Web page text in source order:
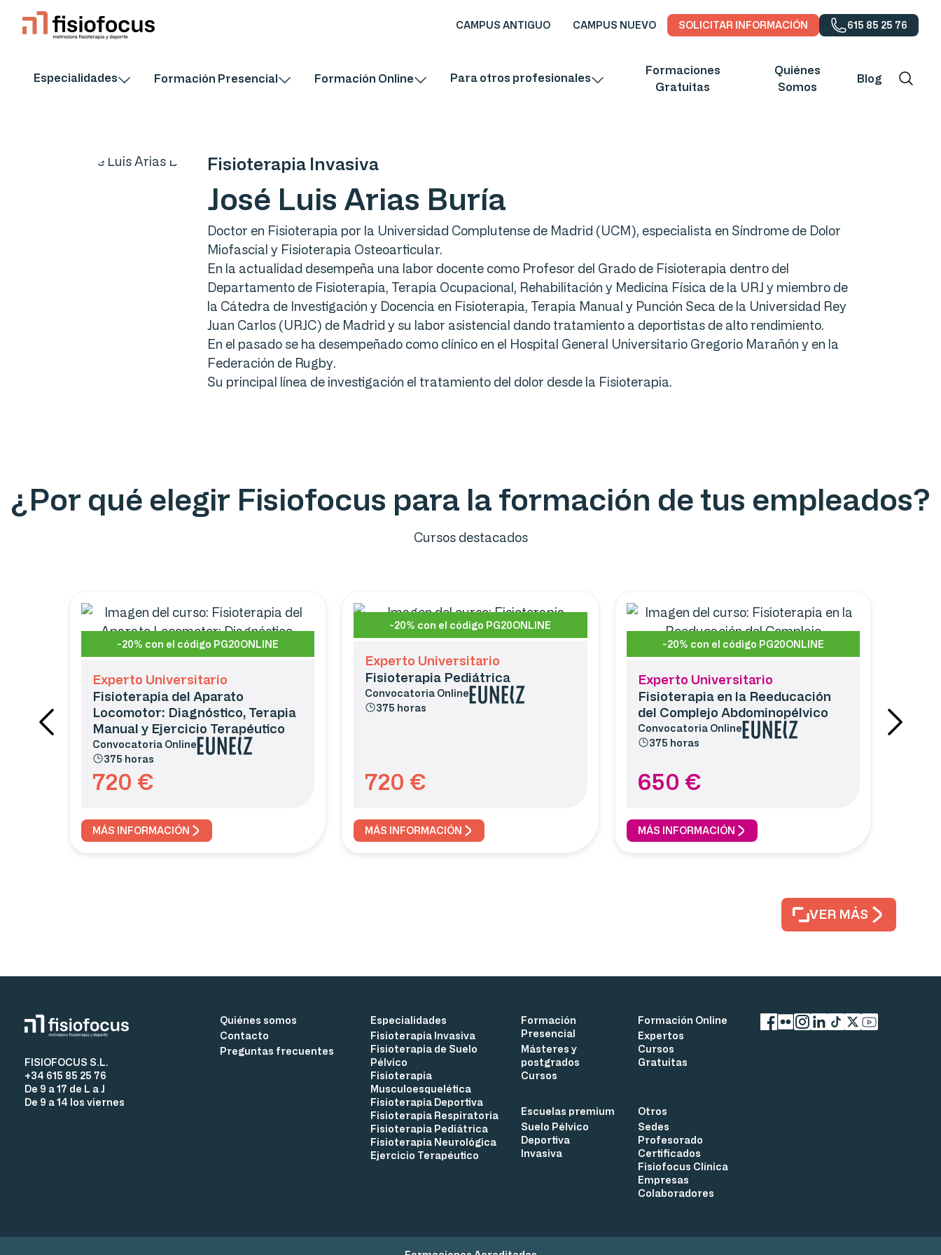
CAMPUS ANTIGUO CAMPUS NUEVO SOLICITAR INFORMACIÓN 615 85 25 76
Especialidades Formación Presencial Formación Online Para otros profesionales
Formaciones
Gratuitas
Quiénes
Somos
Blog
Fisioterapia Invasiva
José Luis Arias Buría
Doctor en Fisioterapia por la Universidad Complutense de Madrid (UCM), especialista en Síndrome de Dolor
Miofascial y Fisioterapia Osteoarticular.
En la actualidad desempeña una labor docente como Profesor del Grado de Fisioterapia dentro del
Departamento de Fisioterapia, Terapia Ocupacional, Rehabilitación y Medicina Física de la URJ y miembro de
la Cátedra de Investigación y Docencia en Fisioterapia, Terapia Manual y Punción Seca de la Universidad Rey
Juan Carlos (URJC) de Madrid y su labor asistencial dando tratamiento a deportistas de alto rendimiento.
En el pasado se ha desempeñado como clínico en el Hospital General Universitario Gregorio Marañón y en la
Federación de Rugby.
Su principal línea de investigación el tratamiento del dolor desde la Fisioterapia.
¿Por qué elegir Fisiofocus para la formación de tus empleados?
Cursos destacados
-20% con el código PG20ONLINE
Experto Universitario
Fisioterapia del Aparato
Locomotor: Diagnóstico, Terapia
Manual y Ejercicio Terapéutico
Convocatoria Online
375 horas
720 €
MÁS INFORMACIÓN
-20% con el código PG20ONLINE
Experto Universitario
Fisioterapia Pediátrica
Convocatoria Online
375 horas
720 €
MÁS INFORMACIÓN
-20% con el código PG20ONLINE
Experto Universitario
Fisioterapia en la Reeducación
del Complejo Abdominopélvico
Convocatoria Online
375 horas
650 €
MÁS INFORMACIÓN
VER MÁS
FISIOFOCUS S.L.
+34 615 85 25 76
De 9 a 17 de L a J
De 9 a 14 los viernes
Quiénes somos
Contacto
Preguntas frecuentes
Especialidades
Fisioterapia Invasiva
Fisioterapia de Suelo
Pélvico
Fisioterapia
Musculoesquelética
Fisioterapia Deportiva
Fisioterapia Respiratoria
Fisioterapia Pediátrica
Fisioterapia Neurológica
Ejercicio Terapéutico
Formación
Presencial
Másteres y
postgrados
Cursos
Formación Online
Expertos
Cursos
Gratuitas
Escuelas premium
Suelo Pélvico
Deportiva
Invasiva
Otros
Sedes
Profesorado
Certificados
Fisiofocus Clínica
Empresas
Colaboradores